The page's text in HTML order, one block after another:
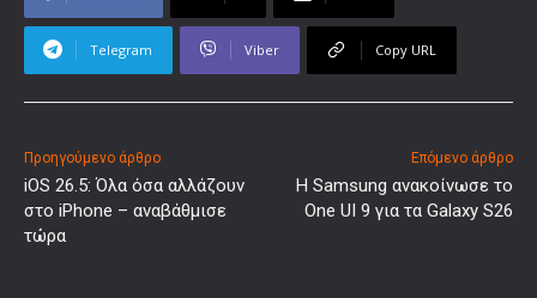
Telegram Viber Copy URL
Προηγούμενο άρθρο
iOS 26.5: Όλα όσα αλλάζουν
στο iPhone – αναβάθμισε
τώρα
Επόμενο άρθρο
Η Samsung ανακοίνωσε το
One UI 9 για τα Galaxy S26